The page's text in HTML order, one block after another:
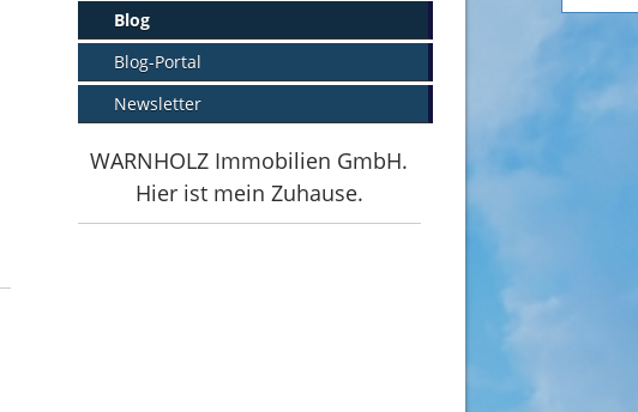
Blog
Blog-Portal
Newsletter
WARNHOLZ Immobilien GmbH.
Hier ist mein Zuhause.